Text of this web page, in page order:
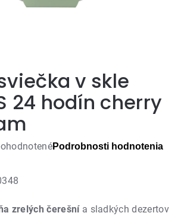
v skle
24 hodín cherry
Podrobnosti hodnotenia
zrelých čerešnía sladkých dezertov